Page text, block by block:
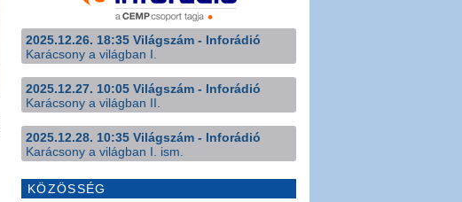
2025.12.26. 18:35 Világszám - Inforádió
Karácsony a világban I.
2025.12.27. 10:05 Világszám - Inforádió
Karácsony a világban II.
2025.12.28. 10:35 Világszám - Inforádió
Karácsony a világban I. ism.
KÖZÖSSÉG